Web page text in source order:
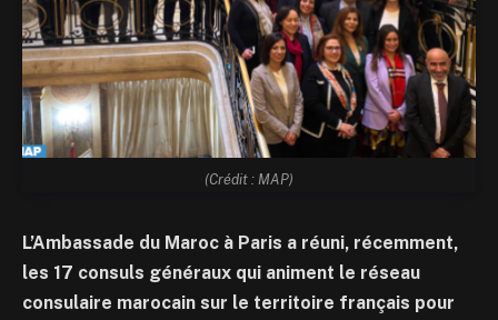
(Crédit : MAP)
L’Ambassade du Maroc à Paris a réuni, récemment,
les 17 consuls généraux qui animent le réseau
consulaire marocain sur le territoire français pour